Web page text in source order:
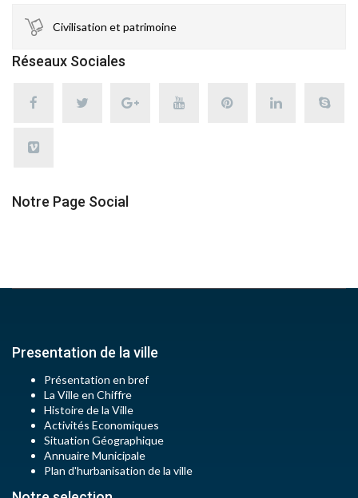
Civilisation et patrimoine
Réseaux Sociales
Notre Page Social
Presentation de la ville
Présentation en bref
La Ville en Chiffre
Histoire de la Ville
Activités Economiques
Situation Géographique
Annuaire Municipale
Plan d'hurbanisation de la ville